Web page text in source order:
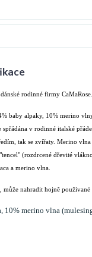
rodinné firmy CaMaRose.
baby alpaky, 10% merino
spřádána v rodinné italské
tak se zvířaty. Merino
(rozdrcené dřevité
a merino vlna.
nahradit hojně používané
merino vlna